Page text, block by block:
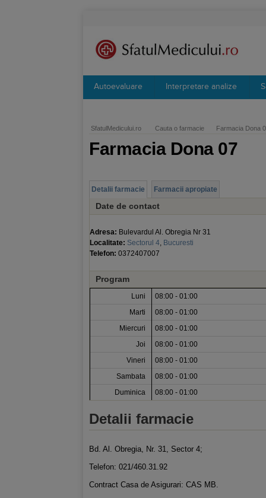
Autoevaluare Interpretare analize
SfatulMedicului.ro Cauta o farmacie Farmacia Dona
Farmacia Dona 07
Detalii farmacie Farmacii apropiate
Date de contact
Adresa: Bulevardul Al. Obregia Nr 31
Localitate: Sectorul 4, Bucuresti
Telefon: 0372407007
Program
Luni
08:00 - 01:00
Marti
08:00 - 01:00
Miercuri
08:00 - 01:00
Joi
08:00 - 01:00
Vineri
08:00 - 01:00
Sambata
08:00 - 01:00
Duminica
08:00 - 01:00
Detalii farmacie
Bd. Al. Obregia, Nr. 31, Sector 4;
Telefon: 021/460.31.92
Contract Casa de Asigurari: CAS MB.